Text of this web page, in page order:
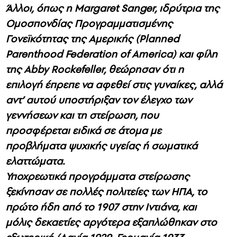
Άλλοι, όπως η Margaret Sanger, ιδρύτρια της
Ομοσπονδίας Προγραμματισμένης
Γονεϊκότητας της Αμερικής (Planned
Parenthood Federation of America) και φίλη
της Abby Rockefeller, θεώρησαν ότι η
επιλογή έπρεπε να αφεθεί στις γυναίκες, αλλά
αντ’ αυτού υποστήριξαν τον έλεγχο των
γεννήσεων και τη στείρωση, που
προσφέρεται ειδικά σε άτομα με
προβλήματα ψυχικής υγείας ή σωματικά
ελαττώματα.
Υποχρεωτικά προγράμματα στείρωσης
ξεκίνησαν σε πολλές πολιτείες των ΗΠΑ, το
πρώτο ήδη από το 1907 στην Ιντιάνα, και
μόλις δεκαετίες αργότερα εξαπλώθηκαν στο